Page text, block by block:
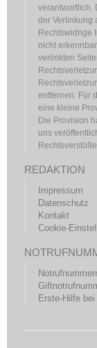
verantwortlich.
der Verlinkung
Rechtswidrige
nicht
verlinkten
entfernen. Für
eine kleine
Die Provision
uns
REDAKTION
Impressum
Datenschutz
Kontakt
Cookie-
Erste-Hilfe